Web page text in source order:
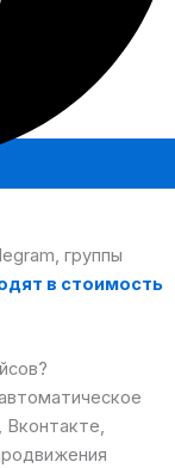
группы
в стоимость
Вконтакте,